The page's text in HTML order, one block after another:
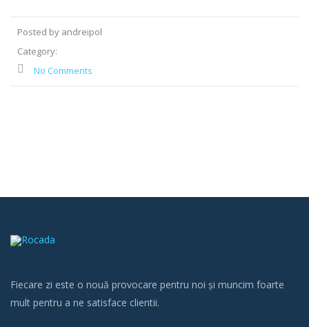
Posted by andreipol
Category:
No Comments
Fiecare zi este o nouă provocare pentru noi și muncim foarte
mult pentru a ne satisface clientii.